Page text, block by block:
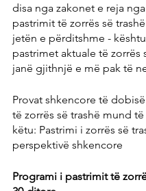
disa nga zakonet e reja
pastrimit të zorrës së
jetën e përditshme -
pastrimet aktuale të zorrës
janë gjithnjë e më pak të
Provat shkencore të
të zorrës së trashë mund
këtu: Pastrimi i zorrës së
perspektivë shkencore
Programi i pastrimit të